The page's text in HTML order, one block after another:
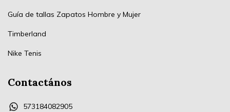
Guía de tallas Zapatos Hombre y Mujer
Timberland
Nike Tenis
Contactános
573184082905